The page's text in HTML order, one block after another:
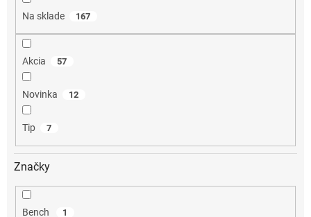
Na sklade 167
Akcia 57
Novinka 12
Tip 7
Značky
Bench 1